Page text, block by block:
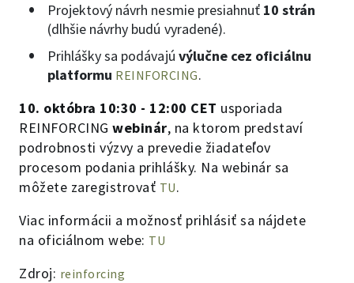
Projektový návrh nesmie presiahnuť 10 strán
(dlhšie návrhy budú vyradené).
Prihlášky sa podávajú výlučne cez oficiálnu
platformu REINFORCING.
10. októbra 10:30 - 12:00 CET usporiada
REINFORCING webinár, na ktorom predstaví
podrobnosti výzvy a prevedie žiadateľov
procesom podania prihlášky. Na webinár sa
môžete zaregistrovať TU.
Viac informácii a možnosť prihlásiť sa nájdete
na oficiálnom webe: TU
Zdroj: reinforcing